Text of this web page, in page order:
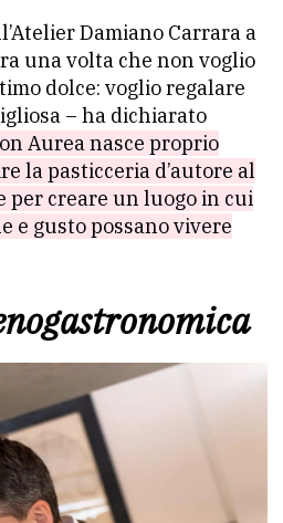
Damiano Carrara a
una volta che non voglio
dolce: voglio regalare
– ha dichiarato
Aurea nasce proprio
la pasticceria d’autore al
per creare un luogo in cui
e gusto possano vivere